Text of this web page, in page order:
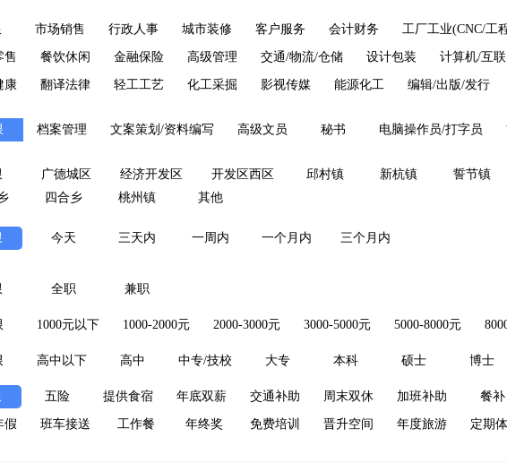
市场销售 行政人事 城市装修 客户服务 会计财务 工厂工业(CNC/工
售 餐饮休闲 金融保险 高级管理 交通/物流/仓储 设计包装 计算机/互
康 翻译法律 轻工工艺 化工采掘 影视传媒 能源化工 编辑/出版/发行
档案管理 文案策划/资料编写 高级文员 秘书 电脑操作员/打字员
广德城区 经济开发区 开发区西区 邱村镇 新杭镇 誓节镇
四合乡 桃州镇 其他
今天 三天内 一周内 一个月内
三个月内
全职 兼职
1000元以下 1000-2000元 2000-3000元 3000-5000元 5000-8000元
高中以下 高中 中专/技校 大专 本科 硕士 博士
五险 提供食宿 年底双薪 交通补助 周末双休 加班补助 餐补
假 班车接送 工作餐 年终奖 免费培训 晋升空间 年度旅游 定期